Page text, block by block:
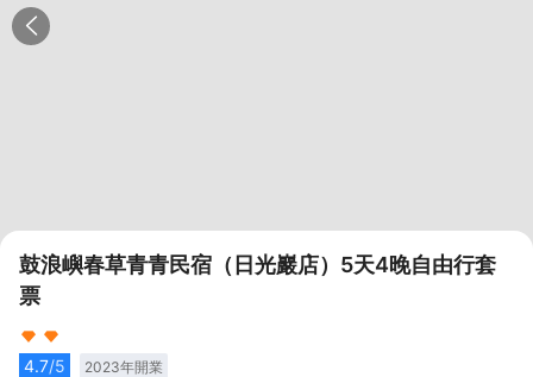
鼓浪嶼春草青青民宿（日光巖店）5天4晚自由行套
票
4.7/5 2023年開業